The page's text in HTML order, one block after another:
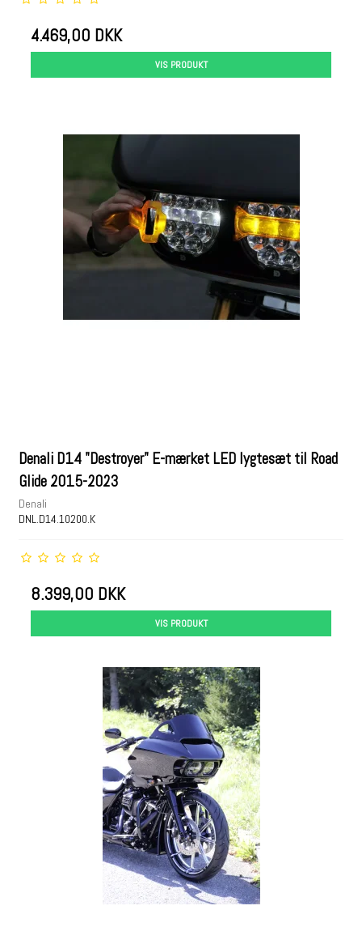
4.469,00 DKK
VIS PRODUKT
Denali D14 "Destroyer" E-mærket LED lygtesæt til Road
Glide 2015-2023
Denali
DNL.D14.10200.K
8.399,00 DKK
VIS PRODUKT